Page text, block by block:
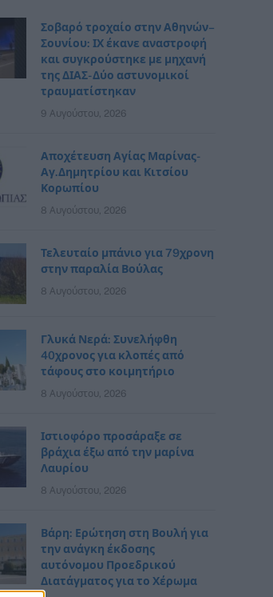
Σοβαρό τροχαίο στην Αθηνών–
Σουνίου: ΙΧ έκανε αναστροφή
και συγκρούστηκε με μηχανή
της ΔΙΑΣ- Δύο αστυνομικοί
τραυματίστηκαν
9 Αυγούστου, 2026
Αποχέτευση Αγίας Μαρίνας-
Αγ.Δημητρίου και Κιτσίου
Κορωπίου
8 Αυγούστου, 2026
Τελευταίο μπάνιο για 79χρονη
στην παραλία Βούλας
8 Αυγούστου, 2026
Γλυκά Νερά: Συνελήφθη
40χρονος για κλοπές από
τάφους στο κοιμητήριο
8 Αυγούστου, 2026
Ιστιοφόρο προσάραξε σε
βράχια έξω από την μαρίνα
Λαυρίου
8 Αυγούστου, 2026
Βάρη: Ερώτηση στη Βουλή για
την ανάγκη έκδοσης
αυτόνομου Προεδρικού
Διατάγματος για το Χέρωμα